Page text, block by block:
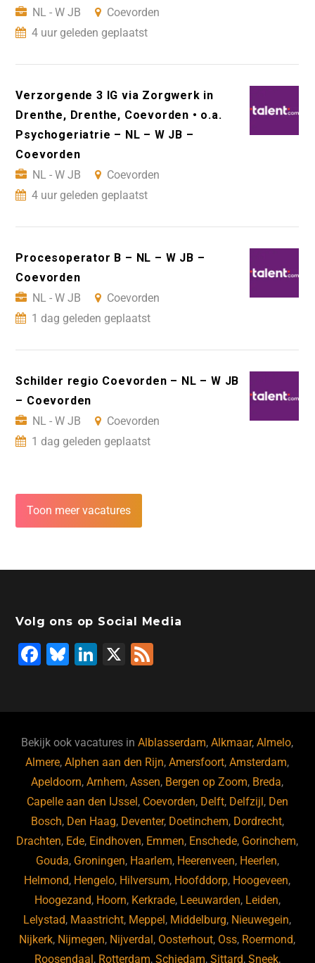
NL - W JB
Coevorden
4 uur geleden geplaatst
Verzorgende 3 IG via Zorgwerk in
Drenthe, Drenthe, Coevorden • o.a.
Psychogeriatrie – NL – W JB –
Coevorden
NL - W JB
Coevorden
4 uur geleden geplaatst
Procesoperator B – NL – W JB –
Coevorden
NL - W JB
Coevorden
1 dag geleden geplaatst
Schilder regio Coevorden – NL – W JB
– Coevorden
NL - W JB
Coevorden
1 dag geleden geplaatst
Toon meer vacatures
Volg ons op Social Media
F
b
o
o
k
Bl
ky
Li
dI
n
X
Bekijk ook vacatures inAlblasserdam,Alkmaar,Almelo,
Almere,Alphen aan den Rijn,Amersfoort,Amsterdam,
Apeldoorn,Arnhem,Assen, Bergen op Zoom, Breda,
Capelle aan den IJssel , Coevorden, Delft, Delfzijl , Den
Bosch, Den Haag, Deventer, Doetinchem, Dordrecht,
Drachten, Ede, Eindhoven, Emmen, Enschede, Gorinchem,
Gouda, Groningen, Haarlem, Heerenveen, Heerlen,
Helmond, Hengelo, Hilversum, Hoofddorp, Hoogeveen,
Hoogezand, Hoorn, Kerkrade, Leeuwarden, Leiden,
Lelystad, Maastricht, Meppel , Middelburg, Nieuwegein,
Nijkerk, Nijmegen, Nijverdal , Oosterhout, Oss, Roermond,
Roosendaal , Rotterdam, Schiedam, Sittard, Sneek,